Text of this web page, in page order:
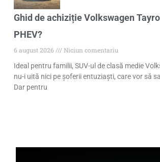
Ghid de achiziție Volkswagen
PHEV?
6 august 2026
Niciun comentariu
Ideal pentru familii, SUV-ul de clasă medie
nu-i uită nici pe șoferii entuziaști, care vor să
Dar pentru